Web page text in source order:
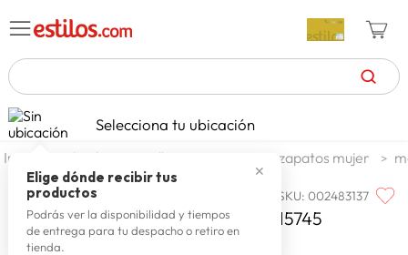
TÉRMINOS MÁS BUSCADOS
1. zapatillas mujer
2. celulares
3. zapatillas hombre
4. moda
Selecciona tu ubicación
✕
Elige dónde recibir tus
productos
Podrás ver la disponibilidad y tiempos
de entrega para tu despacho o retiro en
tienda.
calzado y zapatillas zapatos mujer
MOLECA SKU:002483137
Balerina Moleca 5800.105.28979.15745